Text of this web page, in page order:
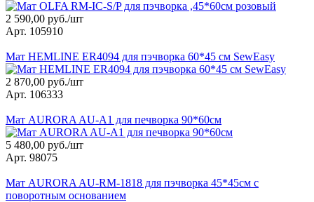
2 590,00 руб./шт
Арт. 105910
Мат HEMLINE ER4094 для пэчворка 60*45 см SewEasy
2 870,00 руб./шт
Арт. 106333
Мат AURORA AU-A1 для печворка 90*60см
5 480,00 руб./шт
Арт. 98075
Мат AURORA AU-RM-1818 для пэчворка 45*45см с
поворотным основанием